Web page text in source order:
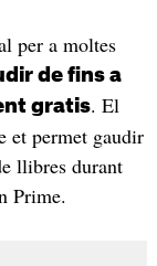
per a moltes
de fins a
gratis. El
et permet gaudir
llibres durant
Prime.